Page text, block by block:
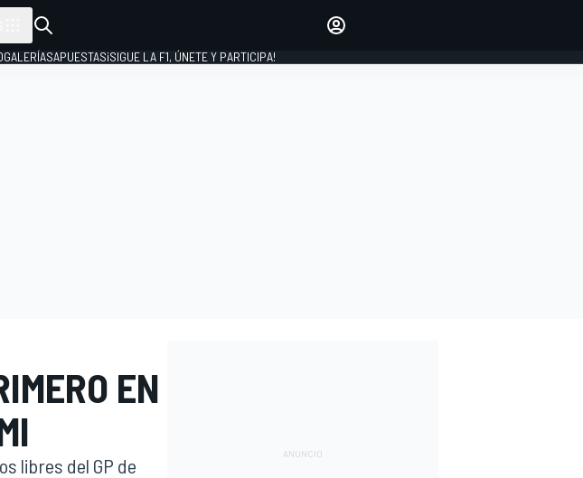
APUESTAS¡SIGUE LA F1, ÚNETE Y PARTICIPA!
EN
libres del GP de